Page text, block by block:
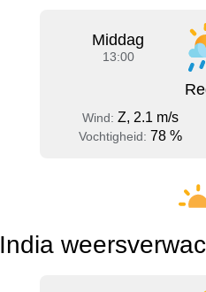
Middag
13:00
Wind: Z, 2.1 m/s
Vochtigheid: 78 %
India